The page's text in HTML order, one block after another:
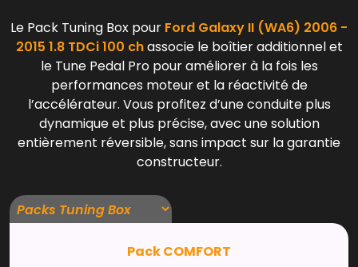
Le Pack Tuning Box pour Ford Galaxy II (WA6) 2006 -
2015 1.8 TDCi 100 chassocie le boîtier additionnel et
le Tune Pedal Pro pour améliorer à la fois les
performances moteur et la réactivité de
l’accélérateur. Vous profitez d’une conduite plus
dynamique et plus précise, avec une solution
entièrement réversible, sans impact sur la garantie
constructeur.
Pack COMFORT